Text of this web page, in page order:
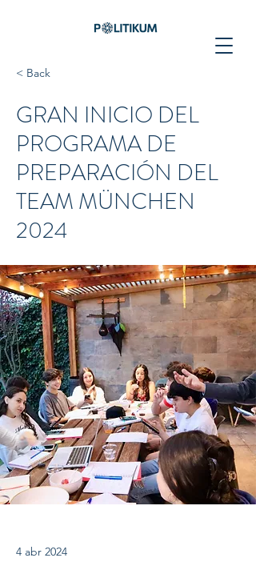
< Back
GRAN INICIO DEL
PROGRAMA DE
PREPARACIÓN DEL
TEAM MÜNCHEN
2024
4 abr 2024